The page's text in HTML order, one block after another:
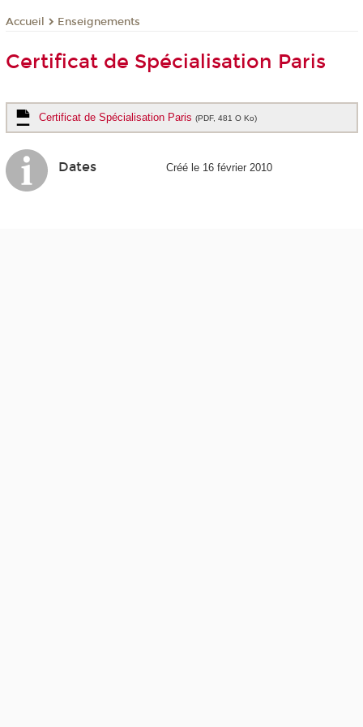
Accueil Enseignements
Certificat de Spécialisation Paris
Certificat de Spécialisation Paris (PDF, 481 O Ko)
Dates Créé le 16 février 2010